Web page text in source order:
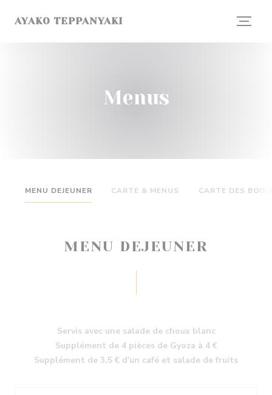
AYAKO TEPPANYAKI
Menus
MENU DEJEUNER CARTE & MENUS CARTE DES
MENU DEJEUNER
Servis avec une salade de choux blanc
Supplément de 4 pièces de Gyoza à 4 €
Supplément de 3,5 € d'un café et salade de fruits